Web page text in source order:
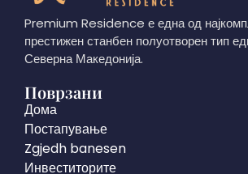
Premium Residence е една од
престижен станбен полуотворен тип
Северна Македонија.
Поврзани
Дома
Постапување
Zgjedh banesen
Инвеститорите